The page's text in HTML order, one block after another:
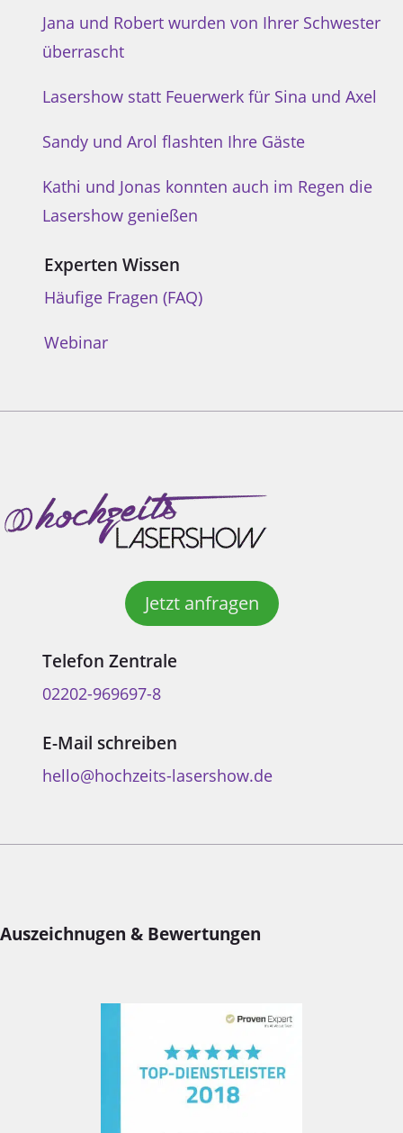
Jana und Robert wurden von Ihrer Schwester
überrascht
Lasershow statt Feuerwerk für Sina und Axel
Sandy und Arol flashten Ihre Gäste
Kathi und Jonas konnten auch im Regen die
Lasershow genießen
Experten Wissen
Häufige Fragen (FAQ)
Webinar
Jetzt anfragen
Telefon Zentrale
02202-969697-8
E-Mail schreiben
hello@hochzeits-lasershow.de
Auszeichnugen & Bewertungen